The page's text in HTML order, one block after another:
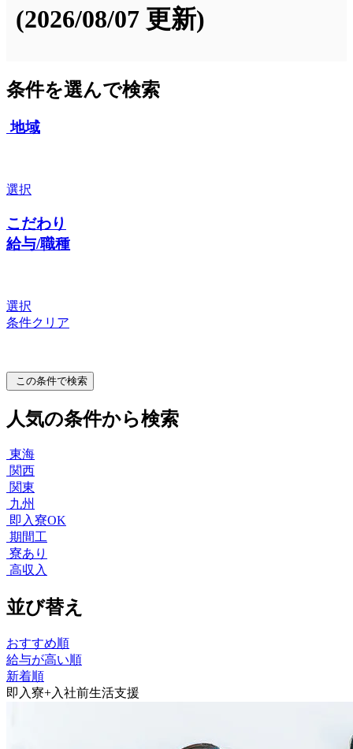
(2026/08/07 更新)
条件を選んで検索
地域
選択
こだわり
給与/職種
選択
条件クリア
この条件で検索
人気の条件から検索
東海
関西
関東
九州
即入寮OK
期間工
寮あり
高収入
並び替え
おすすめ順
給与が高い順
新着順
即入寮+入社前生活支援